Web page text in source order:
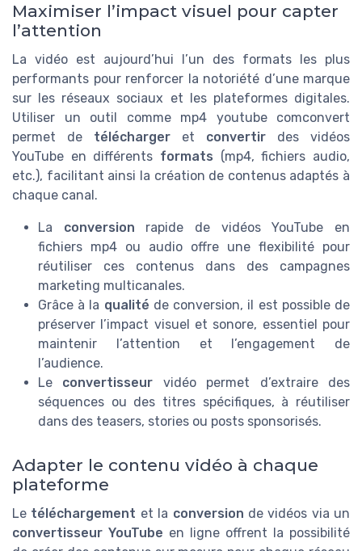
Maximiser l’impact visuel pour capter
l’attention
La vidéo est aujourd’hui l’un des formats les plus
performants pour renforcer la notoriété d’une marque
sur les réseaux sociaux et les plateformes digitales.
Utiliser un outil comme mp4 youtube comconvert
permet de télécharger et convertir des vidéos
YouTube en différents formats (mp4, fichiers audio,
etc.), facilitant ainsi la création de contenus adaptés à
chaque canal.
La conversion rapide de vidéos YouTube en
fichiers mp4 ou audio offre une flexibilité pour
réutiliser ces contenus dans des campagnes
marketing multicanales.
Grâce à la qualité de conversion, il est possible de
préserver l’impact visuel et sonore, essentiel pour
maintenir l’attention et l’engagement de
l’audience.
Le convertisseur vidéo permet d’extraire des
séquences ou des titres spécifiques, à réutiliser
dans des teasers, stories ou posts sponsorisés.
Adapter le contenu vidéo à chaque
plateforme
Le téléchargement et la conversion de vidéos via un
convertisseur YouTube en ligne offrent la possibilité